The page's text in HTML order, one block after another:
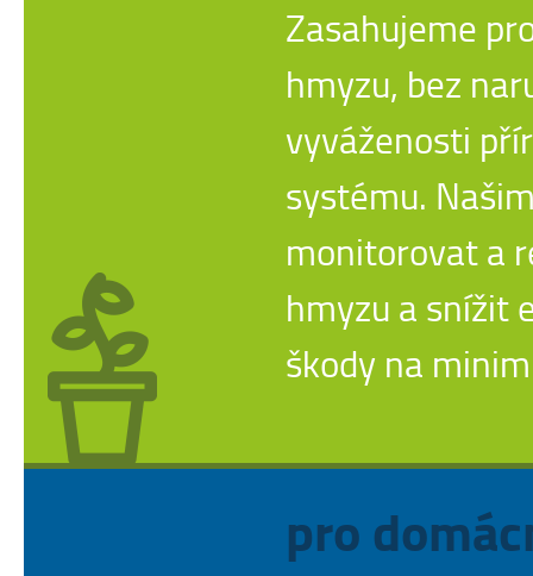
Zasahujeme
hmyzu, bez
vyváženosti
systému.
monitorovat a
hmyzu a snížit
škody na
pro